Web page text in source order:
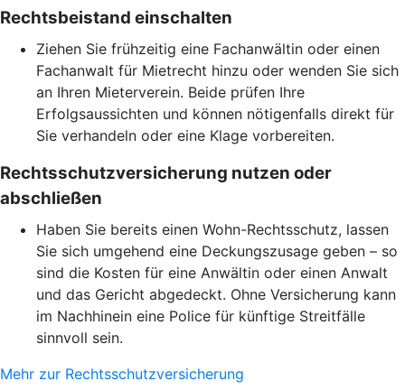
Rechtsbeistand einschalten
Ziehen Sie frühzeitig eine Fachanwältin oder einen
Fachanwalt für Mietrecht hinzu oder wenden Sie sich
an Ihren Mieterverein. Beide prüfen Ihre
Erfolgsaussichten und können nötigenfalls direkt für
Sie verhandeln oder eine Klage vorbereiten.
Rechtsschutzversicherung nutzen oder
abschließen
Haben Sie bereits einen Wohn-Rechtsschutz, lassen
Sie sich umgehend eine Deckungszusage geben – so
sind die Kosten für eine Anwältin oder einen Anwalt
und das Gericht abgedeckt. Ohne Versicherung kann
im Nachhinein eine Police für künftige Streitfälle
sinnvoll sein.
Mehr zur Rechtsschutzversicherung